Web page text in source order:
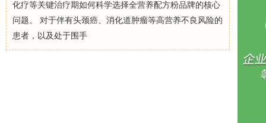
化疗等关键治疗期如何科学选择全营养配方粉品牌的核心
问题。 对于伴有头颈癌、消化道肿瘤等高营养不良风险的
患者，以及处于围手